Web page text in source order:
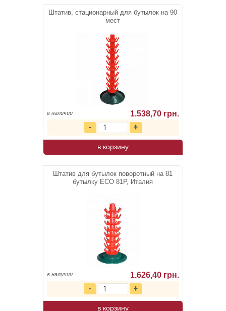
Штатив, стационарный для бутылок на 90
мест
в наличии 1.538,70 грн.
в корзину
Штатив для бутылок поворотный на 81
бутылку ЕСО 81Р, Италия
в наличии 1.626,40 грн.
в корзину